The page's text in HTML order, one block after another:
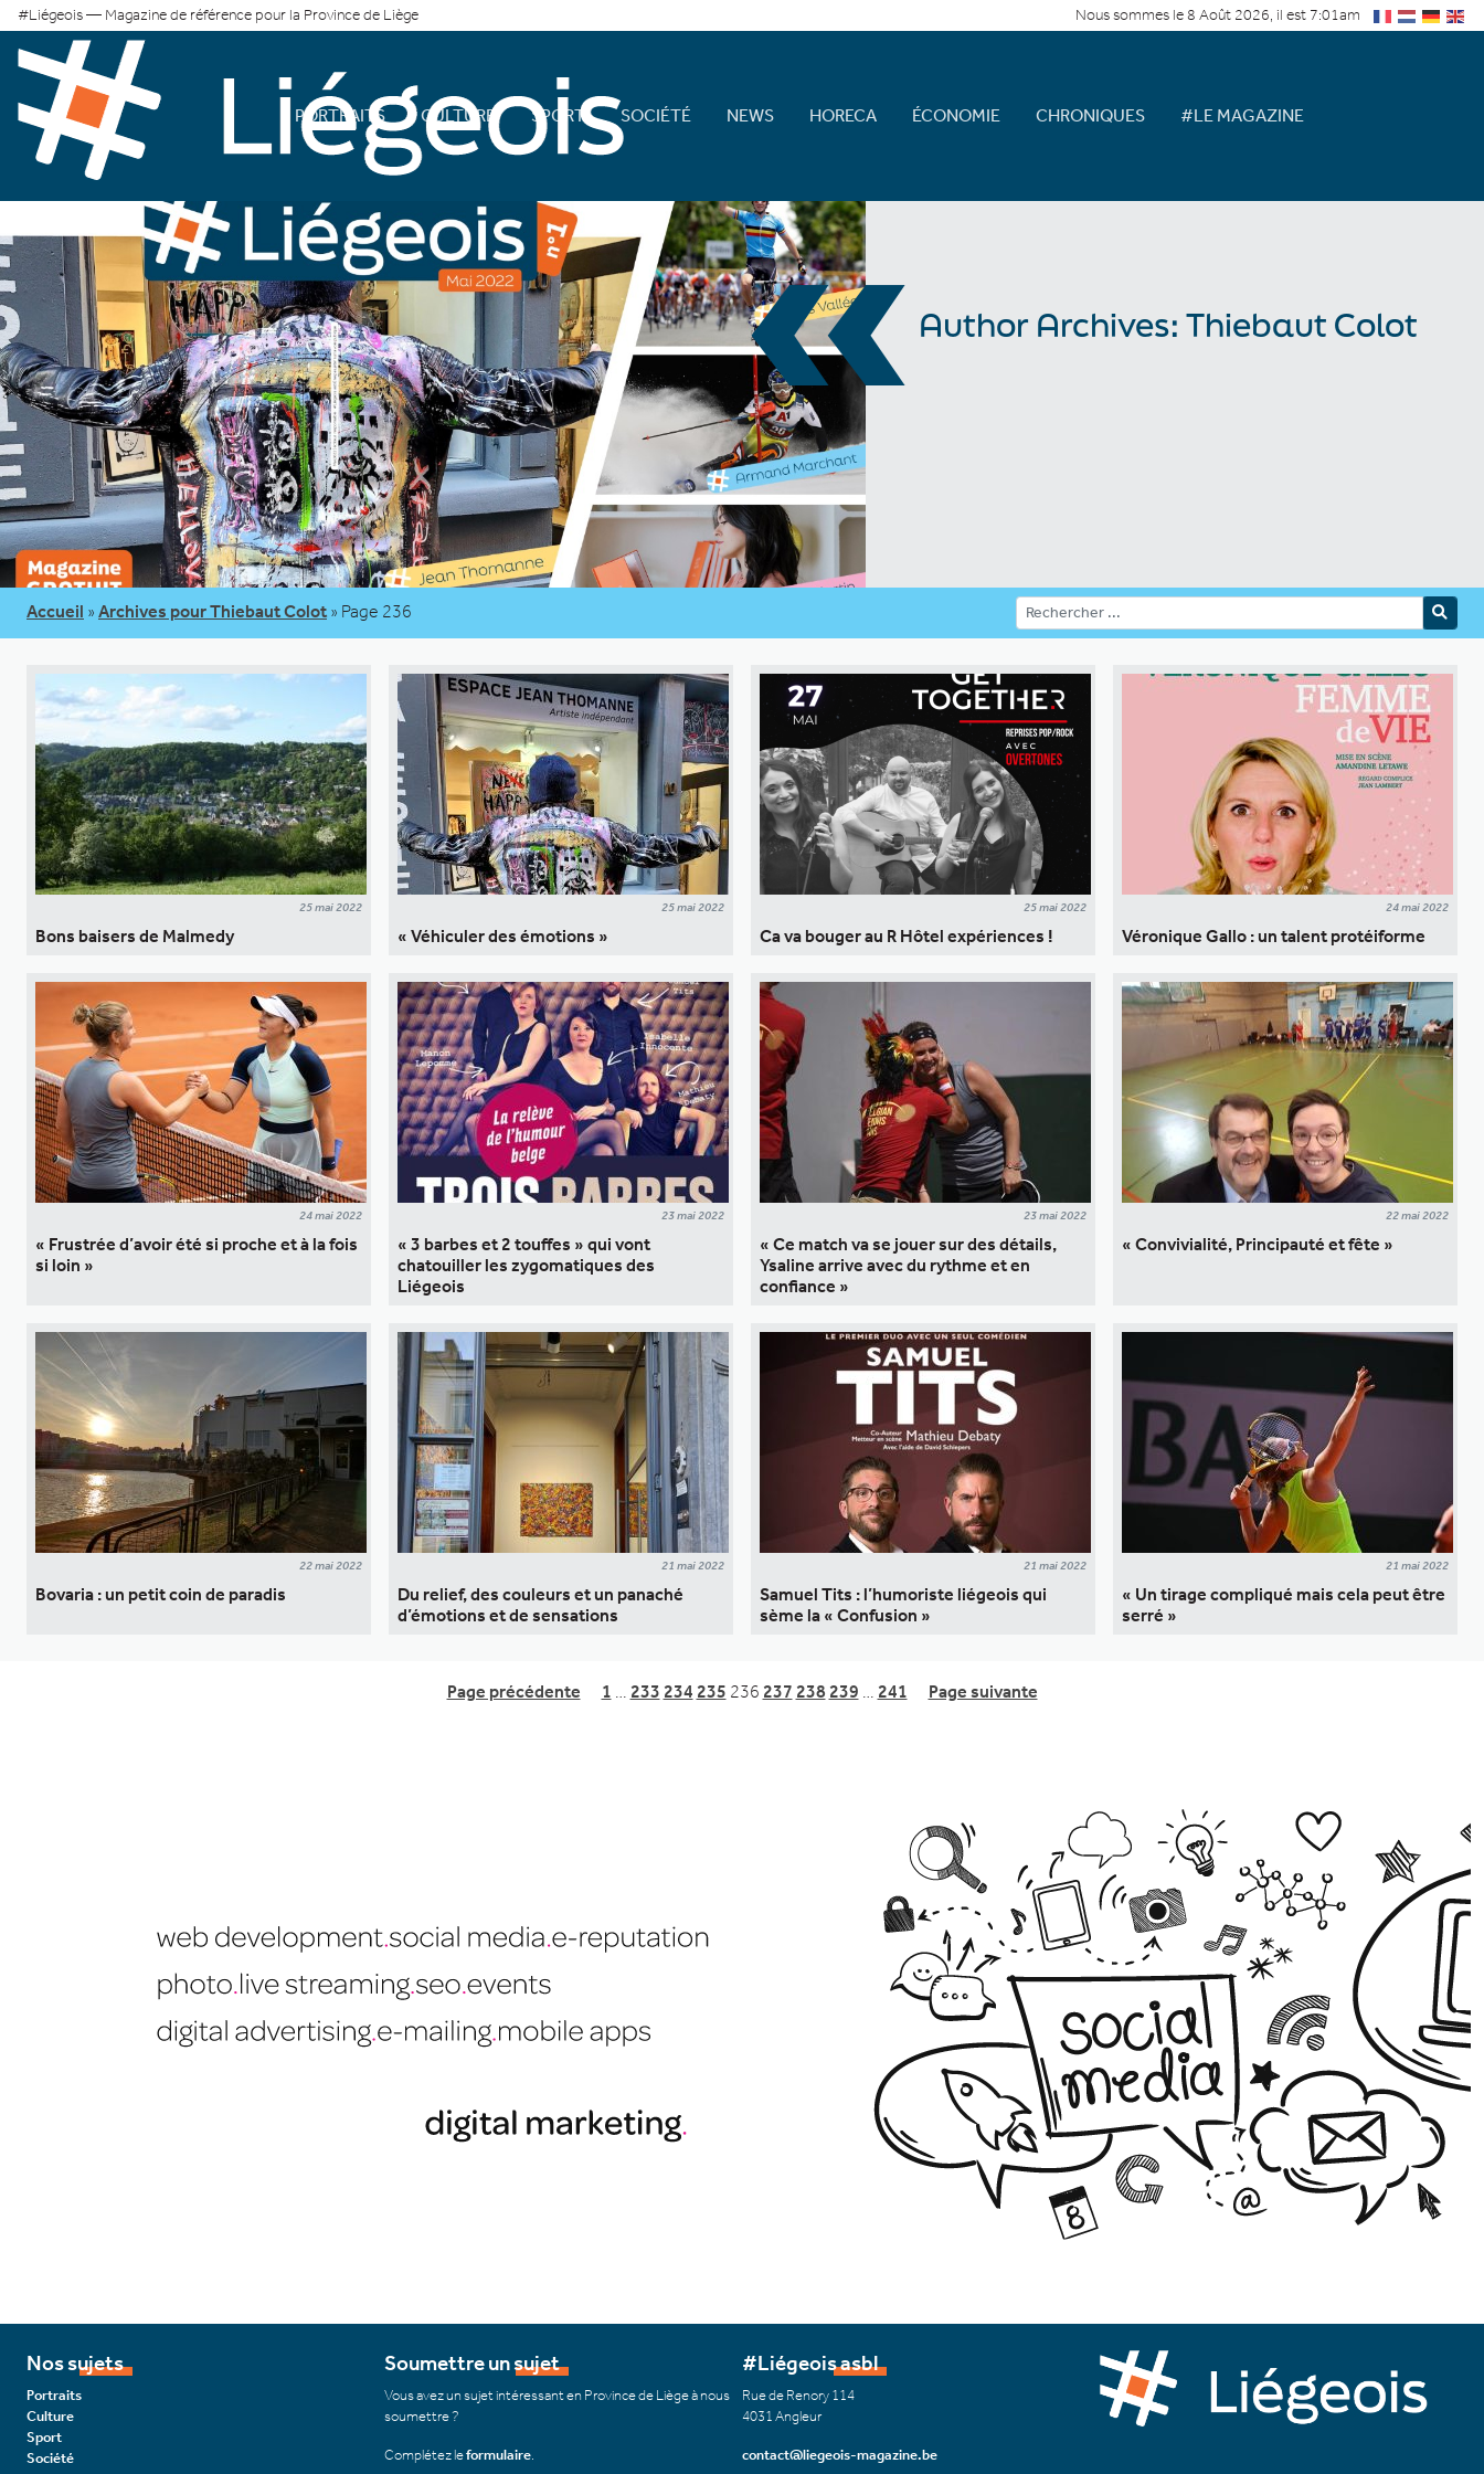
#Liégeois — Magazine de référence pour la Province de Liège Nous sommes le 8 Août 2026, il est 7:01am
PORTRAITS CULTURE SPORT SOCIÉTÉ NEWS HORECA ÉCONOMIE CHRONIQUES #LE MAGAZINE
«Author Archives: Thiebaut Colot
Accueil » Archives pour Thiebaut Colot » Page 236
25 mai 2022
Bons baisers de Malmedy
25 mai 2022
« Véhiculer des émotions »
25 mai 2022
Ca va bouger au R Hôtel expériences !
24 mai 2022
Véronique Gallo : un talent protéiforme
24 mai 2022
« Frustrée d’avoir été si proche et à la fois
si loin »
23 mai 2022
« 3 barbes et 2 touffes » qui vont
chatouiller les zygomatiques des
Liégeois
23 mai 2022
« Ce match va se jouer sur des détails,
Ysaline arrive avec du rythme et en
confiance »
22 mai 2022
« Convivialité, Principauté et fête »
22 mai 2022
Bovaria : un petit coin de paradis
21 mai 2022
Du relief, des couleurs et un panaché
d’émotions et de sensations
21 mai 2022
Samuel Tits : l’humoriste liégeois qui
sème la « Confusion »
21 mai 2022
« Un tirage compliqué mais cela peut être
serré »
Page précédente 1 … 233 234 235 236 237 238 239 … 241 Page suivante
Nos sujets
Portraits
Culture
Sport
Société
Soumettre un sujet
Vous avez un sujet intéressant en Province de Liège à nous
soumettre ?
Complétez leformulaire
#Liégeois asbl
Rue de Renory 114
4031 Angleur
contact@liegeois-magazine.be